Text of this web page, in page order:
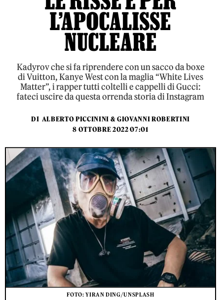
L’APOCALISSE
NUCLEARE
Kadyrov che si fa riprendere con un sacco da boxe
di Vuitton, Kanye West con la maglia “White Lives
Matter”, i rapper tutti coltelli e cappelli di Gucci:
fateci uscire da questa orrenda storia di Instagram
DI ALBERTO PICCININI & GIOVANNI ROBERTINI
8 OTTOBRE 2022 07:01
FOTO: YIRAN DING/UNSPLASH